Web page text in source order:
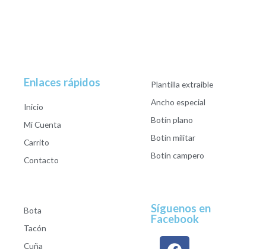
Enlaces rápidos
Inicio
Mi Cuenta
Carrito
Contacto
Plantilla extraible
Ancho especial
Botín plano
Botín militar
Botín campero
Bota
Tacón
Cuña
Síguenos en
Facebook